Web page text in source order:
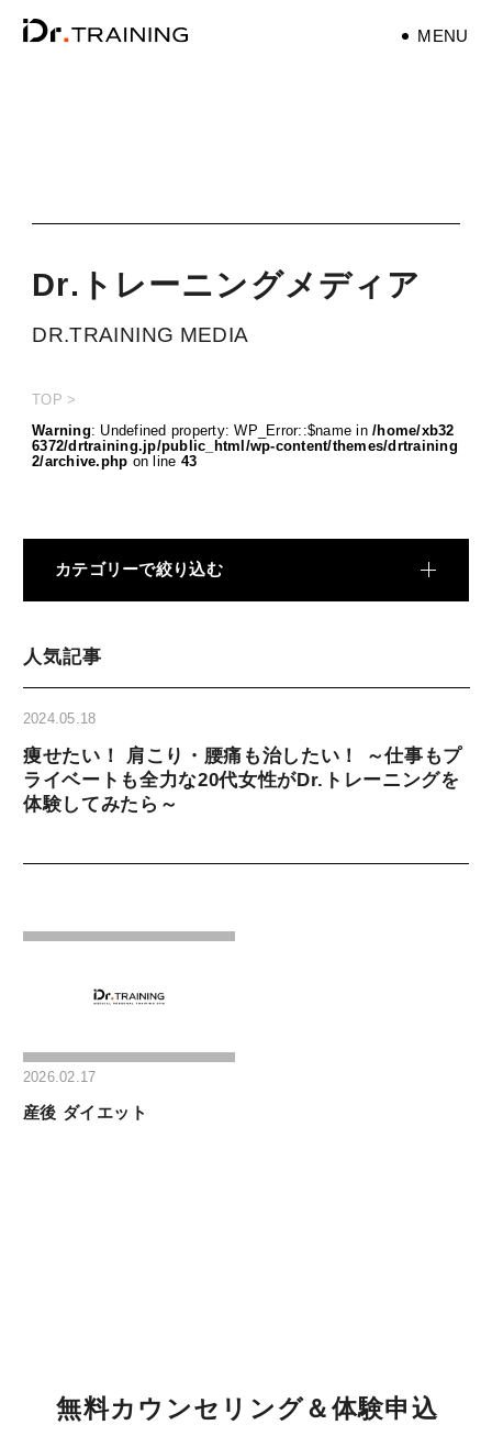
Dr. ト レーニングメ ディ ア
DR.TRAINING MEDIA
TOP
Warning: Undefined property: WP_Error::$name in/home/xb32
6372/drtraining.jp/public_html/wp-content/themes/drtraining
2/archive.php on line 43
カテゴリーで絞り込む
人気記事
2024.05.18
痩せたい！ 肩こり・腰痛も治したい！ ～仕事もプ
ライベートも全力な20代女性がDr.トレーニングを
体験してみたら～
2026.02.17
産後 ダイエット
無料カ ウ ンセ リ ング＆体験申込
TOPへ
top
MENU